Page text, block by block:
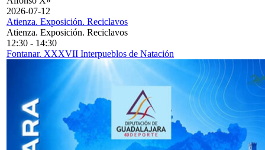
2026-07-12
Atienza. Exposición. Reciclavos
Atienza. Exposición. Reciclavos
12:30 - 14:30
Fontanar. XXXVII Interpueblos de Natación